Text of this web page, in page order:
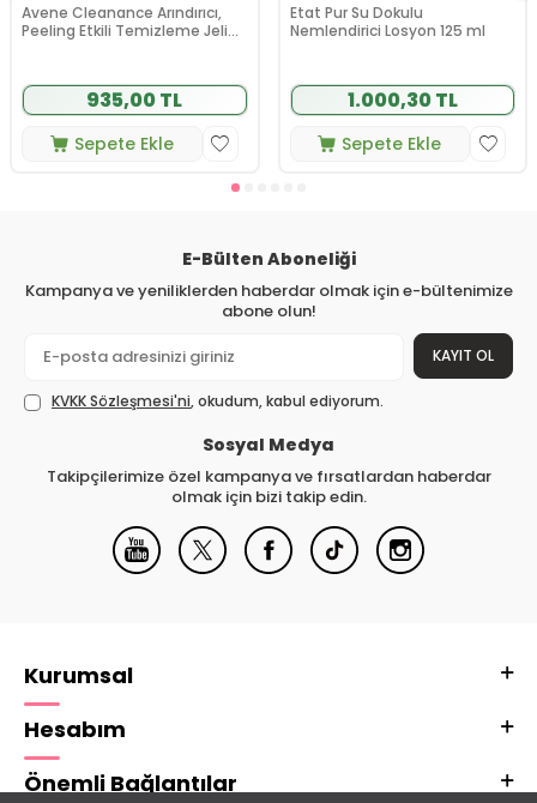
Avene Cleanance Arındırıcı,
Peeling Etkili Temizleme Jeli
935,00 TL
Sepete Ekle
Etat Pur Su Dokulu
Nemlendirici Losyon 125 ml
1.000,30 TL
Sepete Ekle
E-Bülten Aboneliği
Kampanya ve yeniliklerden haberdar olmak için e-bültenimize
abone olun!
KAYIT OL
KVKK Sözleşmesi'ni, okudum, kabul ediyorum.
Sosyal Medya
Takipçilerimize özel kampanya ve fırsatlardan haberdar
olmak için bizi takip edin.
Kurumsal
Hesabım
Önemli Bağlantılar